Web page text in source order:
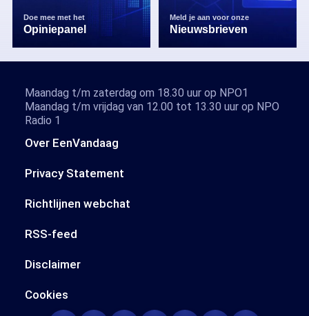
Doe mee met het
Opiniepanel
Meld je aan voor onze
Nieuwsbrieven
Over EenVandaag
Privacy Statement
Richtlijnen webchat
RSS-feed
Disclaimer
Cookies
Maandag t/m zaterdag om 18.30 uur op NPO1
Maandag t/m vrijdag van 12.00 tot 13.30 uur op NPO
Radio 1